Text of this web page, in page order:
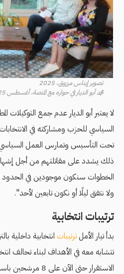
تصوير إيناس مرزوق، 2025
محمد أبو الديار في حواره مع المنصة، أغسطس 2025
لا يعتبر أبو الديار عدم جمع التوكيلات
السياسي للحزب ومشاركته في
تحت التأسيس وتمارس العمل
ذلك يشدد على مقاتلتهم من أجل إشهار
الخطوات سنكون موجودين في الحدود
ولا نتفق ليلًا أو نكون تابعين لأحد".
ترتيبات انتخابية
بدأ تيار الأملترتيبات انتخابية داخلية
تتشابه معه في الأهداف لبناء تحالف
الاستقرار حتى الآن